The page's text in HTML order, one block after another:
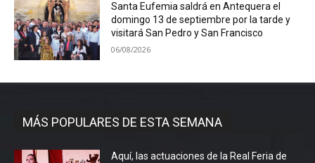
Santa Eufemia saldrá en Antequera el
domingo 13 de septiembre por la tarde y
visitará San Pedro y San Francisco
06/08/2026
MÁS POPULARES DE ESTA SEMANA
Aquí, las actuaciones de la Real Feria de